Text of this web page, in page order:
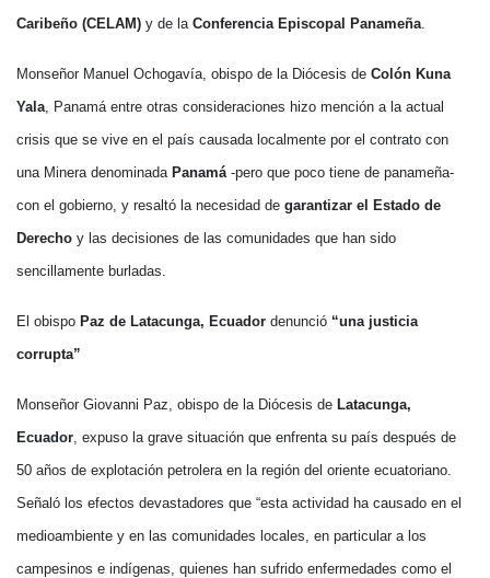
Caribeño (CELAM) y de la Conferencia Episcopal Panameña.
Monseñor Manuel Ochogavía, obispo de la Diócesis de Colón Kuna
Yala, Panamá entre otras consideraciones hizo mención a la actual
crisis que se vive en el país causada localmente por el contrato con
una Minera denominada Panamá-pero que poco tiene de panameña-
con el gobierno, y resaltó la necesidad de garantizar el Estado de
Derecho y las decisiones de las comunidades que han sido
sencillamente burladas.
El obispo Paz de Latacunga, Ecuador denunció “una justicia
corrupta”
Monseñor Giovanni Paz, obispo de la Diócesis de Latacunga,
Ecuador, expuso la grave situación que enfrenta su país después de
50 años de explotación petrolera en la región del oriente ecuatoriano.
Señaló los efectos devastadores que “esta actividad ha causado en el
medioambiente y en las comunidades locales, en particular a los
campesinos e indígenas, quienes han sufrido enfermedades como el